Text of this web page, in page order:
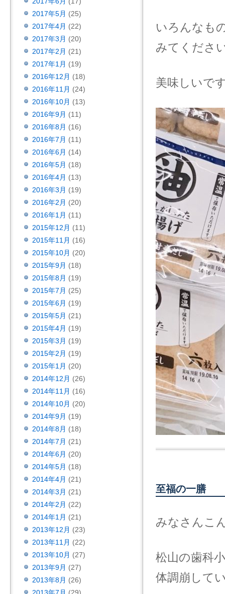
いろんなも
みてくださ
美味しいで
至福の一膳
みなさんこ
松山の歯科
体調崩して
2017年5月 (25)
2017年4月 (22)
2017年3月 (20)
2017年2月 (21)
2017年1月 (19)
2016年12月 (18)
2016年11月 (24)
2016年10月 (13)
2016年9月 (11)
2016年8月 (16)
2016年7月 (11)
2016年6月 (14)
2016年5月 (18)
2016年4月 (13)
2016年3月 (19)
2016年2月 (20)
2016年1月 (11)
2015年12月 (11)
2015年11月 (16)
2015年10月 (20)
2015年9月 (18)
2015年8月 (19)
2015年7月 (25)
2015年6月 (19)
2015年5月 (21)
2015年4月 (19)
2015年3月 (19)
2015年2月 (19)
2015年1月 (20)
2014年12月 (26)
2014年11月 (16)
2014年10月 (20)
2014年9月 (19)
2014年8月 (18)
2014年7月 (21)
2014年6月 (20)
2014年5月 (18)
2014年4月 (21)
2014年3月 (21)
2014年2月 (22)
2014年1月 (21)
2013年12月 (23)
2013年11月 (22)
2013年10月 (27)
2013年9月 (27)
2013年8月 (26)